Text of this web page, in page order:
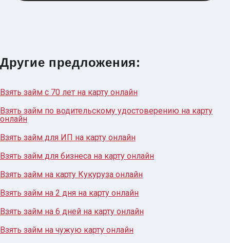
Другие предложения:
Взять займ с 70 лет на карту онлайн
Взять займ по водительскому удостоверению на карту
онлайн
Взять займ для ИП на карту онлайн
Взять займ для бизнеса на карту онлайн
Взять займ на карту Кукуруза онлайн
Взять займ на 2 дня на карту онлайн
Взять займ на 6 дней на карту онлайн
Взять займ на чужую карту онлайн